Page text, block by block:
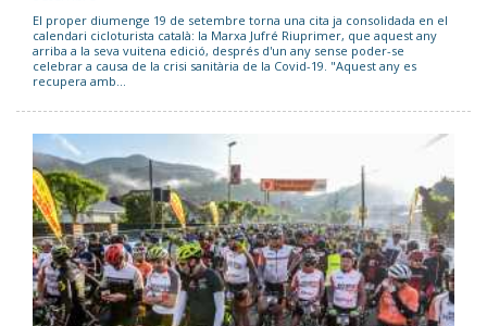
El proper diumenge 19 de setembre torna una cita ja consolidada en el
calendari cicloturista català: la Marxa Jufré Riuprimer, que aquest any
arriba a la seva vuitena edició, després d'un any sense poder-se
celebrar a causa de la crisi sanitària de la Covid-19. "Aquest any es
recupera amb...